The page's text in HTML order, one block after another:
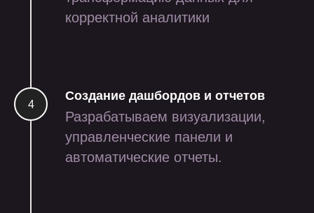
корректной аналитики
Создание дашбордов и отчетов
Разрабатываем визуализации,
управленческие панели и
автоматические отчеты.